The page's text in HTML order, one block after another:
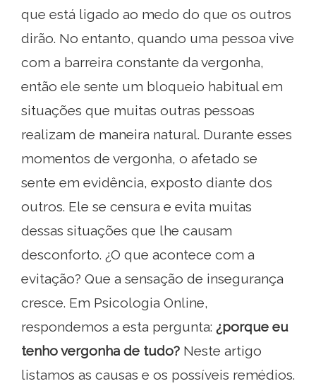
que está ligado ao medo do que os outros
dirão. No entanto, quando uma pessoa vive
com a barreira constante da vergonha,
então ele sente um bloqueio habitual em
situações que muitas outras pessoas
realizam de maneira natural. Durante esses
momentos de vergonha, o afetado se
sente em evidência, exposto diante dos
outros. Ele se censura e evita muitas
dessas situações que lhe causam
desconforto. ¿O que acontece com a
evitação? Que a sensação de insegurança
cresce. Em Psicologia Online,
respondemos a esta pergunta: ¿porque eu
tenho vergonha de tudo? Neste artigo
listamos as causas e os possíveis remédios.